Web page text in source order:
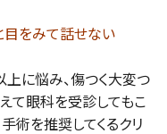
目をみて話せない
に悩み、傷つく大変つ
て眼科を受診してもこ
術を推奨してくるクリ